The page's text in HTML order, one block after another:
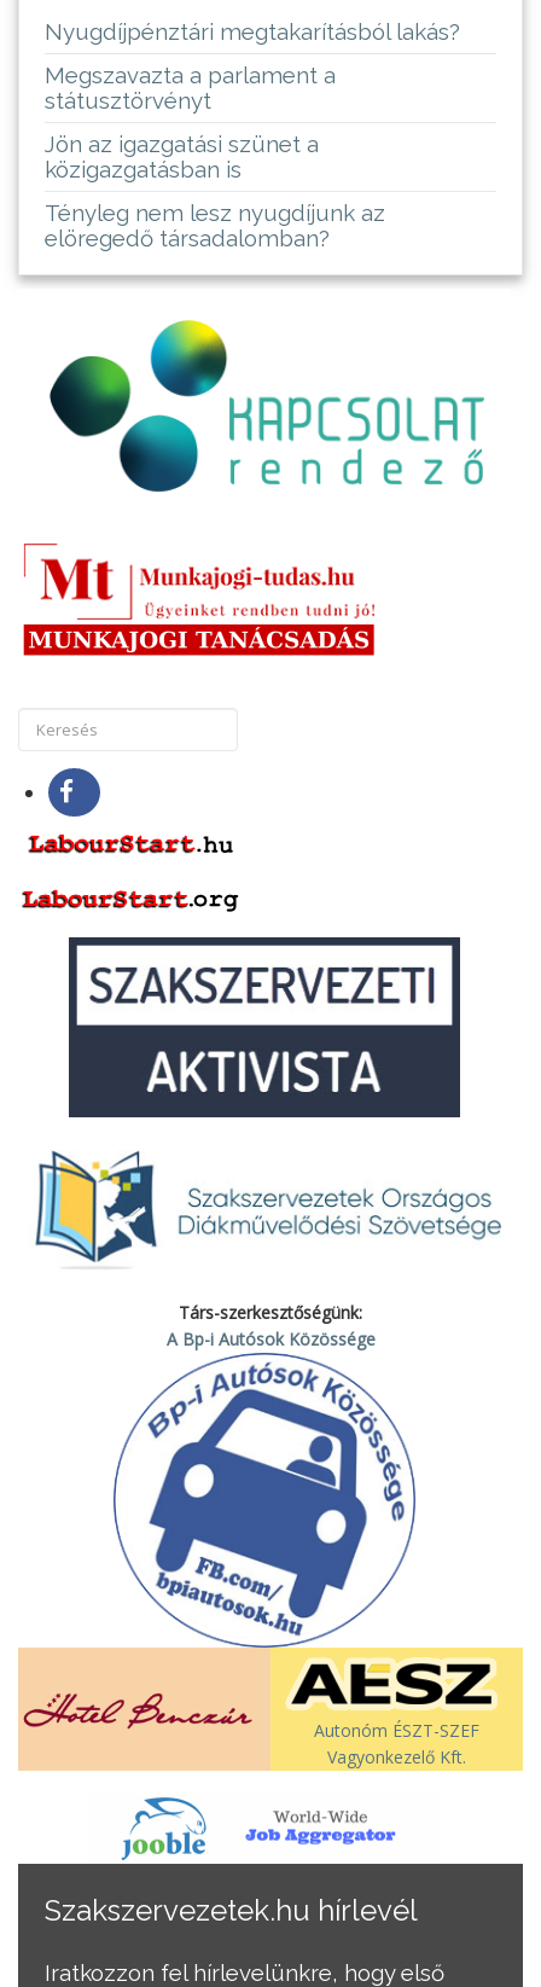
Nyugdíjpénztári megtakarításból lakás?
Megszavazta a parlament a
státusztörvényt
Jön az igazgatási szünet a
közigazgatásban is
Tényleg nem lesz nyugdíjunk az
elöregedő társadalomban?
Társ-szerkesztőségünk:
A Bp-i Autósok Közössége
Autonóm ÉSZT-SZEF
Vagyonkezelő Kft.
Szakszervezetek.hu hírlevél
Iratkozzon fel hírlevelünkre, hogy első